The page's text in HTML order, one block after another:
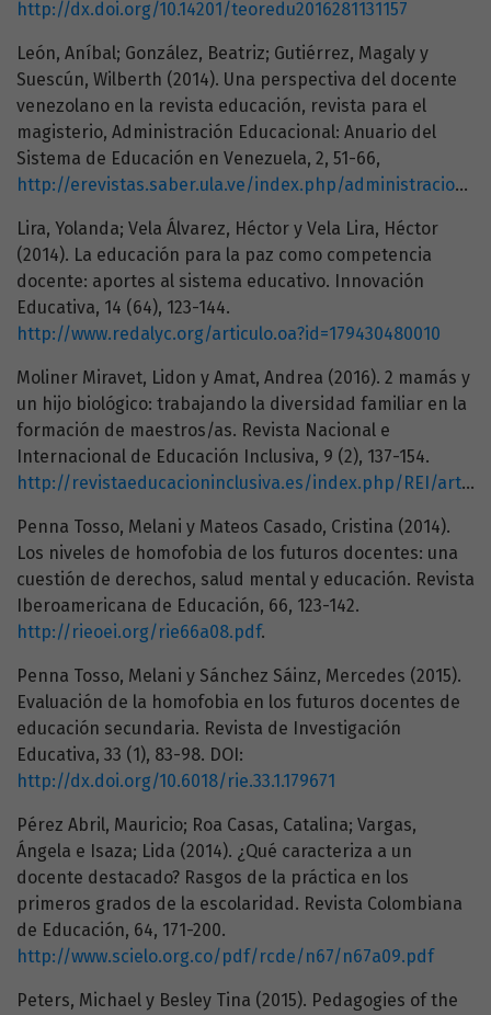
http://dx.doi.org/10.14201/teoredu2016281131157
León, Aníbal; González, Beatriz; Gutiérrez, Magaly y
Suescún, Wilberth (2014). Una perspectiva del docente
venezolano en la revista educación, revista para el
magisterio, Administración Educacional: Anuario del
Sistema de Educación en Venezuela, 2, 51-66,
http://erevistas.saber.ula.ve/index.php/administracioneducacional/article/view/5303/5092
Lira, Yolanda; Vela Álvarez, Héctor y Vela Lira, Héctor
(2014). La educación para la paz como competencia
docente: aportes al sistema educativo. Innovación
Educativa, 14 (64), 123-144.
http://www.redalyc.org/articulo.oa?id=179430480010
Moliner Miravet, Lidon y Amat, Andrea (2016). 2 mamás y
un hijo biológico: trabajando la diversidad familiar en la
formación de maestros/as. Revista Nacional e
Internacional de Educación Inclusiva, 9 (2), 137-154.
http://revistaeducacioninclusiva.es/index.php/REI/article/view/280/262
Penna Tosso, Melani y Mateos Casado, Cristina (2014).
Los niveles de homofobia de los futuros docentes: una
cuestión de derechos, salud mental y educación. Revista
Iberoamericana de Educación, 66, 123-142.
http://rieoei.org/rie66a08.pdf.
Penna Tosso, Melani y Sánchez Sáinz, Mercedes (2015).
Evaluación de la homofobia en los futuros docentes de
educación secundaria. Revista de Investigación
Educativa, 33 (1), 83-98. DOI:
http://dx.doi.org/10.6018/rie.33.1.179671
Pérez Abril, Mauricio; Roa Casas, Catalina; Vargas,
Ángela e Isaza; Lida (2014). ¿Qué caracteriza a un
docente destacado? Rasgos de la práctica en los
primeros grados de la escolaridad. Revista Colombiana
de Educación, 64, 171-200.
http://www.scielo.org.co/pdf/rcde/n67/n67a09.pdf
Peters, Michael y Besley Tina (2015). Pedagogies of the